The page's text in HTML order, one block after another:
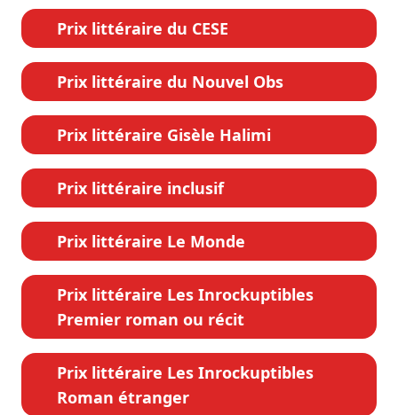
Prix littéraire du CESE
Prix littéraire du Nouvel Obs
Prix littéraire Gisèle Halimi
Prix littéraire inclusif
Prix littéraire Le Monde
Prix littéraire Les Inrockuptibles
Premier roman ou récit
Prix littéraire Les Inrockuptibles
Roman étranger